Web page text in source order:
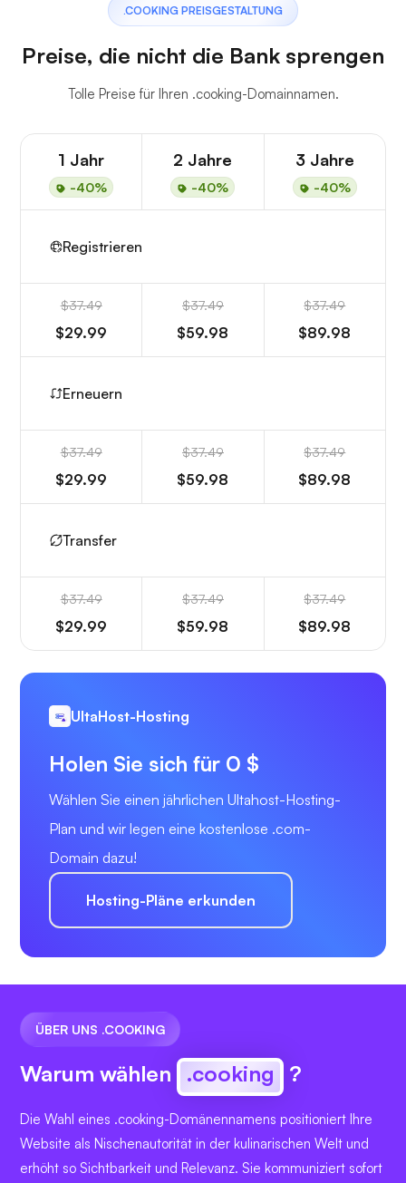
.COOKING PREISGESTALTUNG
Preise, die nicht die Bank sprengen
Tolle Preise für Ihren .cooking-Domainnamen.
1 Jahr
-40%
2 Jahre
-40%
3 Jahre
-40%
Registrieren
$37.49
$29.99
$37.49
$59.98
$37.49
$89.98
Erneuern
$37.49
$29.99
$37.49
$59.98
$37.49
$89.98
Transfer
$37.49
$29.99
$37.49
$59.98
$37.49
$89.98
UltaHost-Hosting
Holen Sie sich für 0 $
Wählen Sie einen jährlichen Ultahost-Hosting-
Plan und wir legen eine kostenlose .com-
Domain dazu!
Hosting-Pläne erkunden
ÜBER UNS .COOKING
Warum wählen .cooking ?
Die Wahl eines .cooking-Domänennamens positioniert Ihre
Website als Nischenautorität in der kulinarischen Welt und
erhöht so Sichtbarkeit und Relevanz. Sie kommuniziert sofort